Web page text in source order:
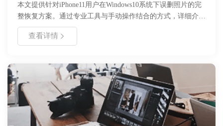
本文提供针对iPhone11用户在Windows10系统下误删照片的完
整恢复方案。通过专业工具与手动操作结合的方式，详细介绍
从设备连接到数据扫描、预览恢复的全流程。重点解析第三方
工具选择要点及操作注意事项，帮助用户快速定位并恢复重要
查看详情